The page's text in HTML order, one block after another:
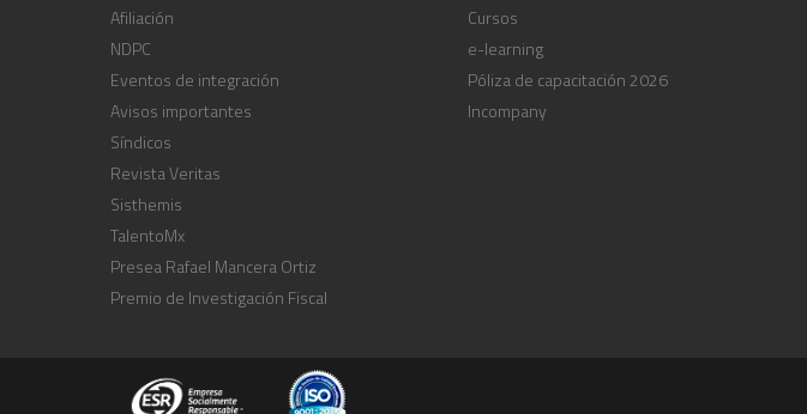
Afiliación
NDPC
Eventos de integración
Avisos importantes
Síndicos
Revista Veritas
Sisthemis
TalentoMx
Presea Rafael Mancera Ortiz
Premio de Investigación Fiscal
Cursos
e-learning
Póliza de capacitación 2026
Incompany